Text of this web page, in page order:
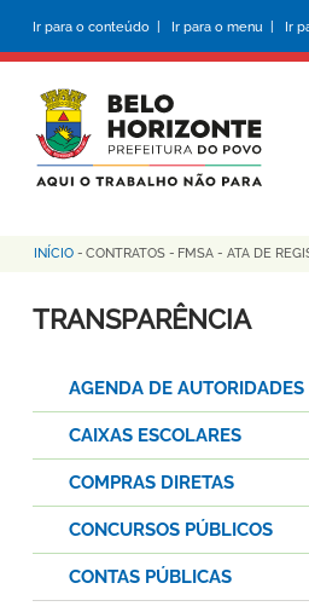
conteúdo
principal
Ir para o conteúdo | Ir para o menu | Ir
Trilha
de
INÍCIO - CONTRATOS - FMSA - ATA DE
TRANSPARÊNCIA
AGENDA DE AUTORIDADES
CAIXAS ESCOLARES
COMPRAS DIRETAS
CONCURSOS PÚBLICOS
CONTAS PÚBLICAS